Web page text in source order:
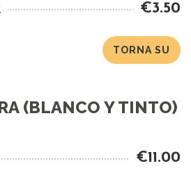
€3.50
TORNA SU
(BLANCO Y TINTO)
€11.00